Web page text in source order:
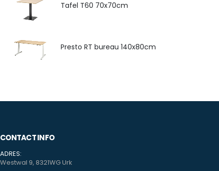
Tafel T60 70x70cm
Presto RT bureau 140x80cm
CONTACT INFO
ADRES:
Westwal 9, 8321WG Urk